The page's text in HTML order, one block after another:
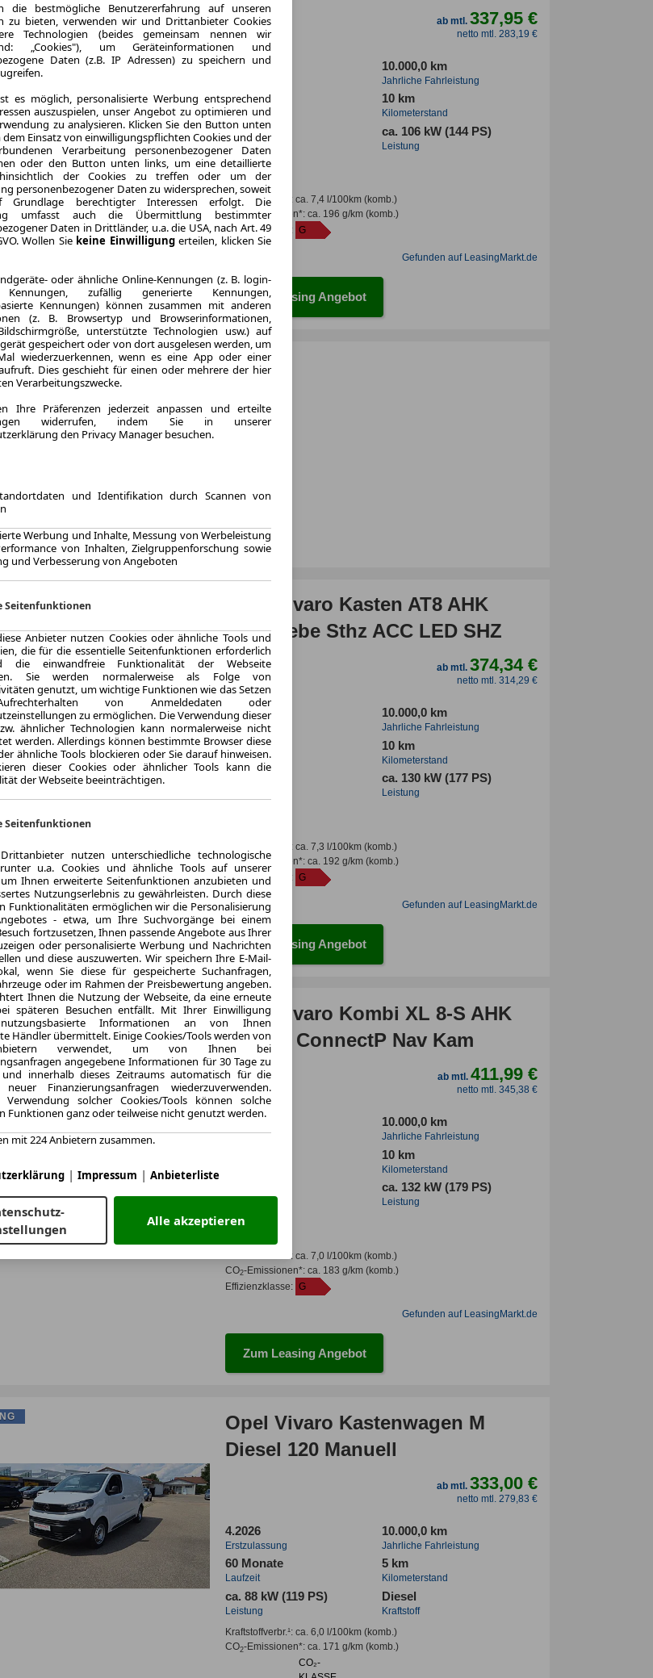
ab mtl.337,95 €
netto mtl. 283,19 €
3.2026 10.000,0 km
Jahrliche Fahrleistung
48 Monate
Laufzeit
10 km
Kilometerstand
0.7
Leasingfaktor
ca. 106 kW (144 PS)
Leistung
Diesel
Kraftstoff
Kraftstoffverbr.¹: ca. 7,4 l/100km(komb.)
CO2-Emissionen*: ca. 196 g/km(komb.)
Effizienzklasse: G
Gefunden auf LeasingMarkt.de
Zum Leasing Angebot
Opel Vivaro Kasten AT8 AHK
2xSchiebe Sthz ACC LED SHZ
ab mtl.374,34 €
netto mtl. 314,29 €
3.2026
Erstzulassung
10.000,0 km
Jahrliche Fahrleistung
48 Monate
Laufzeit
10 km
Kilometerstand
ca. 130 kW (177 PS)
Leistung
Kraftstoffverbr.¹: ca. 7,3 l/100km(komb.)
CO 2-Emissionen*: ca. 192 g/km(komb.)
Effizienzklasse: G
Gefunden auf LeasingMarkt.de
Zum Leasing Angebot
Opel Vivaro Kombi XL 8-S AHK
KlimaP ConnectP Nav Kam
ab mtl.411,99 €
netto mtl. 345,38 €
Erstzulassung
10.000,0 km
Jahrliche Fahrleistung
10 km
Kilometerstand
Leasingfaktor
ca. 132 kW (179 PS)
Leistung
Diesel
Kraftstoffverbr.¹: ca. 7,0 l/100km(komb.)
CO2-Emissionen*: ca. 183 g/km(komb.)
Effizienzklasse: G
Gefunden auf LeasingMarkt.de
Zum Leasing Angebot
Opel Vivaro Kastenwagen M
Diesel 120 Manuell
ab mtl.333,00 €
netto mtl. 279,83 €
4.2026
Erstzulassung
10.000,0 km
Jahrliche Fahrleistung
60 Monate
Laufzeit
5 km
Kilometerstand
ca. 88 kW (119 PS)
Leistung
Diesel
Kraftstoff
Kraftstoffverbr.¹: ca. 6,0 l/100km(komb.)
CO2-Emissionen*: ca. 171 g/km(komb.)
CO₂-
die bestmögliche Benutzererfahrung auf unseren
zu bieten, verwenden wir und Drittanbieter Cookies
Technologien (beides gemeinsam nennen wir
„Cookies"), um Geräteinformationen und
Daten (z.B. IP Adressen) zu speichern und
es möglich, personalisierte Werbung entsprechend
auszuspielen, unser Angebot zu optimieren und
zu analysieren. Klicken Sie den Button unten
dem Einsatz von einwilligungspflichten Cookies und der
Verarbeitung personenbezogener Daten
oder den Button unten links, um eine detaillierte
der Cookies zu treffen oder um der
personenbezogener Daten zu widersprechen, soweit
Grundlage berechtigter Interessen erfolgt. Die
umfasst auch die Übermittlung bestimmter
Daten in Drittländer, u.a. die USA, nach Art. 49
Wollen Sie keine Einwilligungerteilen, klicken Sie
oder ähnliche Online-Kennungen (z. B. login-
Kennungen, zufällig generierte Kennungen,
Kennungen) können zusammen mit anderen
(z. B. Browsertyp und Browserinformationen,
unterstützte Technologien usw.) auf
gespeichert oder von dort ausgelesen werden, um
wiederzuerkennen, wenn es eine App oder einer
Dies geschieht für einen oder mehrere der hier
Verarbeitungszwecke.
Ihre Präferenzen jederzeit anpassen und erteilte
widerrufen, indem Sie in unserer
den Privacy Manager besuchen.
und Identifikation durch Scannen von
Werbung und Inhalte, Messung von Werbeleistung
von Inhalten, Zielgruppenforschung sowie
und Verbesserung von Angeboten
Seitenfunktionen
Anbieter nutzen Cookies oder ähnliche Tools und
die für die essentielle Seitenfunktionen erforderlich
die einwandfreie Funktionalität der Webseite
Sie werden normalerweise als Folge von
genutzt, um wichtige Funktionen wie das Setzen
von Anmeldedaten oder
zu ermöglichen. Die Verwendung dieser
ähnlicher Technologien kann normalerweise nicht
werden. Allerdings können bestimmte Browser diese
ähnliche Tools blockieren oder Sie darauf hinweisen.
dieser Cookies oder ähnlicher Tools kann die
der Webseite beeinträchtigen.
Seitenfunktionen
nutzen unterschiedliche technologische
u.a. Cookies und ähnliche Tools auf unserer
Ihnen erweiterte Seitenfunktionen anzubieten und
Nutzungserlebnis zu gewährleisten. Durch diese
Funktionalitäten ermöglichen wir die Personalisierung
- etwa, um Ihre Suchvorgänge bei einem
fortzusetzen, Ihnen passende Angebote aus Ihrer
oder personalisierte Werbung und Nachrichten
und diese auszuwerten. Wir speichern Ihre E-Mail-
wenn Sie diese für gespeicherte Suchanfragen,
oder im Rahmen der Preisbewertung angeben.
Ihnen die Nutzung der Webseite, da eine erneute
späteren Besuchen entfällt. Mit Ihrer Einwilligung
Informationen an von Ihnen
Händler übermittelt. Einige Cookies/Tools werden von
verwendet, um von Ihnen bei
angegebene Informationen für 30 Tage zu
und innerhalb dieses Zeitraums automatisch für die
neuer Finanzierungsanfragen wiederzuverwenden.
solcher Cookies/Tools können solche
Funktionen ganz oder teilweise nicht genutzt werden.
mit 224 Anbietern zusammen.
| Impressum | Anbieterliste
Alle akzeptieren